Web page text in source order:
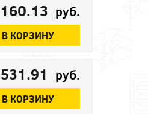
160.13 руб.
В КОРЗИНУ
531.91 руб.
В КОРЗИНУ